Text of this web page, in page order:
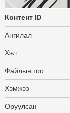
Контент ID
Ангилал
Хэл
Файлын тоо
Хэмжээ
Оруулсан